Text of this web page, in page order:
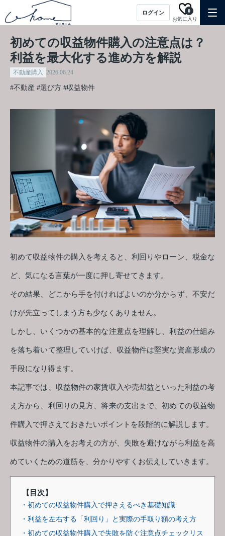
ログイン
お気に入り
0
初めての収益物件購入の注意点は？
利益を最大化する進め方を解説
不動産購入 2026.06.24
#不動産 #選び方 #収益物件
初めて収益物件の購入を考えると、利回りやローン、税金な
ど、気になる言葉が一度に押し寄せてきます。
その結果、どこから手を付ければよいのか分からず、不安だ
けが先立ってしまう方も少なくありません。
しかし、いくつかの基本的な注意点を理解し、利益の仕組み
を落ち着いて整理していけば、収益物件は堅実な資産形成の
手段になり得ます。
本記事では、収益物件の家賃収入や売却益といった利益の考
え方から、利回りの見方、将来の支出まで、初めての収益物
件購入で押さえておきたいポイントを段階的に解説します。
収益物件の購入をお考えの方が、失敗を避けながら利益を高
めていくための道筋を、分かりやすくお伝えしていきます。
【目次】
・初めての収益物件購入で押さえるべき基礎知識
・利益を左右する「利回り」と実際の手取り額の考え方
・初めての収益物件購入で失敗を防ぐ注意点チェックリス